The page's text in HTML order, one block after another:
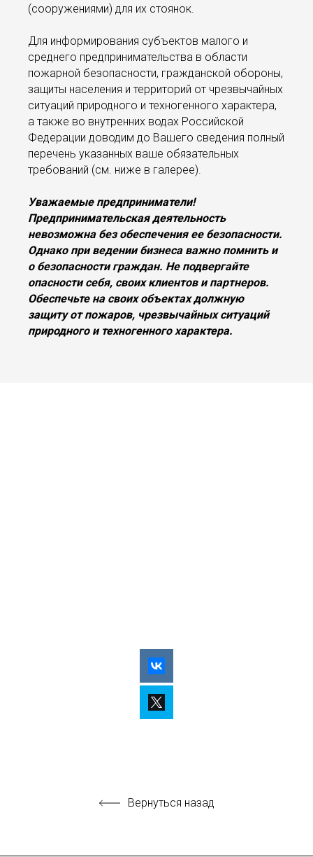
(сооружениями) для их стоянок.
Для информирования субъектов малого и
среднего предпринимательства в области
пожарной безопасности, гражданской обороны,
защиты населения и территорий от чрезвычайных
ситуаций природного и техногенного характера,
а также во внутренних водах Российской
Федерации доводим до Вашего сведения полный
перечень указанных ваше обязательных
требований (см. ниже в галерее).
Уважаемые предприниматели!
Предпринимательская деятельность
невозможна без обеспечения ее безопасности.
Однако при ведении бизнеса важно помнить и
о безопасности граждан. Не подвергайте
опасности себя, своих клиентов и партнеров.
Обеспечьте на своих объектах должную
защиту от пожаров, чрезвычайных ситуаций
природного и техногенного характера.
Вернуться назад